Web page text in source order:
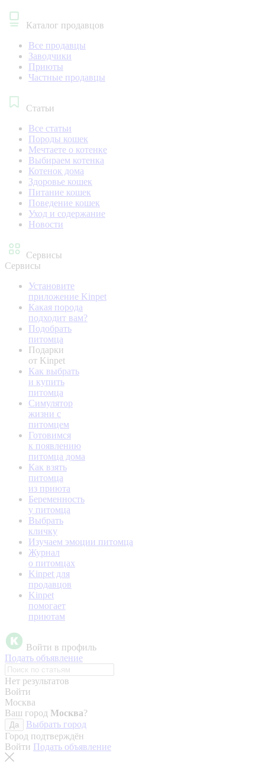
Каталог продавцов
Все продавцы
Заводчики
Приюты
Частные продавцы
Статьи
Все статьи
Породы кошек
Мечтаете о котенке
Выбираем котенка
Котенок дома
Здоровье кошек
Питание кошек
Поведение кошек
Уход и содержание
Новости
Сервисы
Сервисы
Установите
приложение Kinpet
Какая порода
подходит вам?
Подобрать
питомца
Подарки
от Kinpet
Как выбрать
и купить
питомца
Симулятор
жизни с
питомцем
Готовимся
к появлению
питомца дома
Как взять
питомца
из приюта
Беременность
у питомца
Выбрать
кличку
Изучаем эмоции питомца
Журнал
о питомцах
Kinpet для
продавцов
Kinpet
помогает
приютам
Войти в профиль
Подать объявление
Нет результатов
Войти
Москва
Ваш город Москва?
Да
Выбрать город
Город подтверждён
Войти Подать объявление